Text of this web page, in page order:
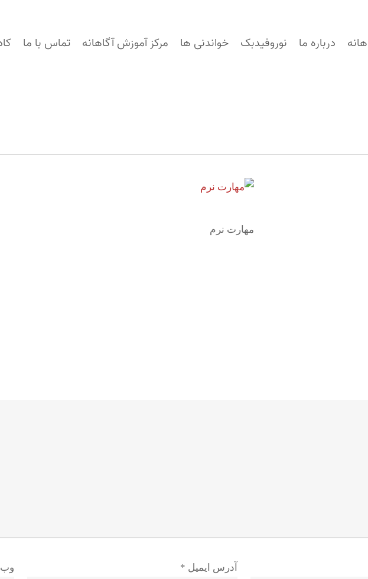
درباره ما نوروفیدبک خواندنی ها مرکز آموزش آگاهانه تماس با ما
مهارت نرم
آدرس ایمیل *